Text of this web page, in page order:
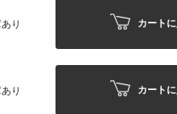
り カート
り カート